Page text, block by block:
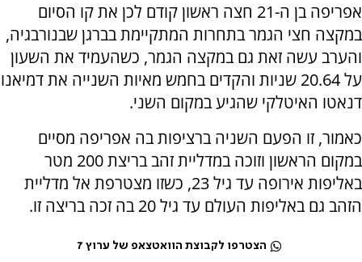
אפריפה בן ה-21 חצה ראשון קודם לכן את קו הסיום
במקצה חצי הגמר בתחרות המתקיימת בברגן שבנורבגיה,
והערב עשה זאת גם במקצה הגמר, כשהעמיד את השעון
על 20.64 שניות והקדים בחמש מאיות השנייה את דמיאנו
דנאטו האיטלקי שהגיע במקום השני.
כאמור, זו הפעם השניה ברציפות בה אפריפה מסיים
במקום הראשון וזוכה במדליית זהב בריצת 200 מטר
באליפות אירופה עד גיל 23, כשזו מצטרפת אל מדליית
הזהב גם באליפות העולם עד גיל 20 בה זכה בריצה זו.
הצטרפו לקבוצת הוואטצאפ של ערוץ 7